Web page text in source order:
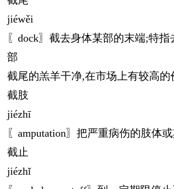
jiéwěi
〖dock〗截去身体某部的末端;特
部
截尾的羔羊干净,在市场上有较高的
截肢
jiézhī
〖amputation〗把严重病伤的肢体
截止
jiézhǐ